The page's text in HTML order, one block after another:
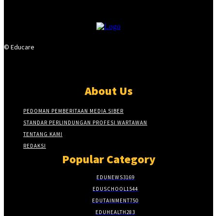
© Educare
About Us
PEDOMAN PEMBERITAAN MEDIA SIBER
STANDAR PERLINDUNGAN PROFESI WARTAWAN
TENTANG KAMI
REDAKSI
Popular Category
EDUNEWS3169
EDUSCHOOL1544
EDUTAINMENT750
EDUHEALTH283